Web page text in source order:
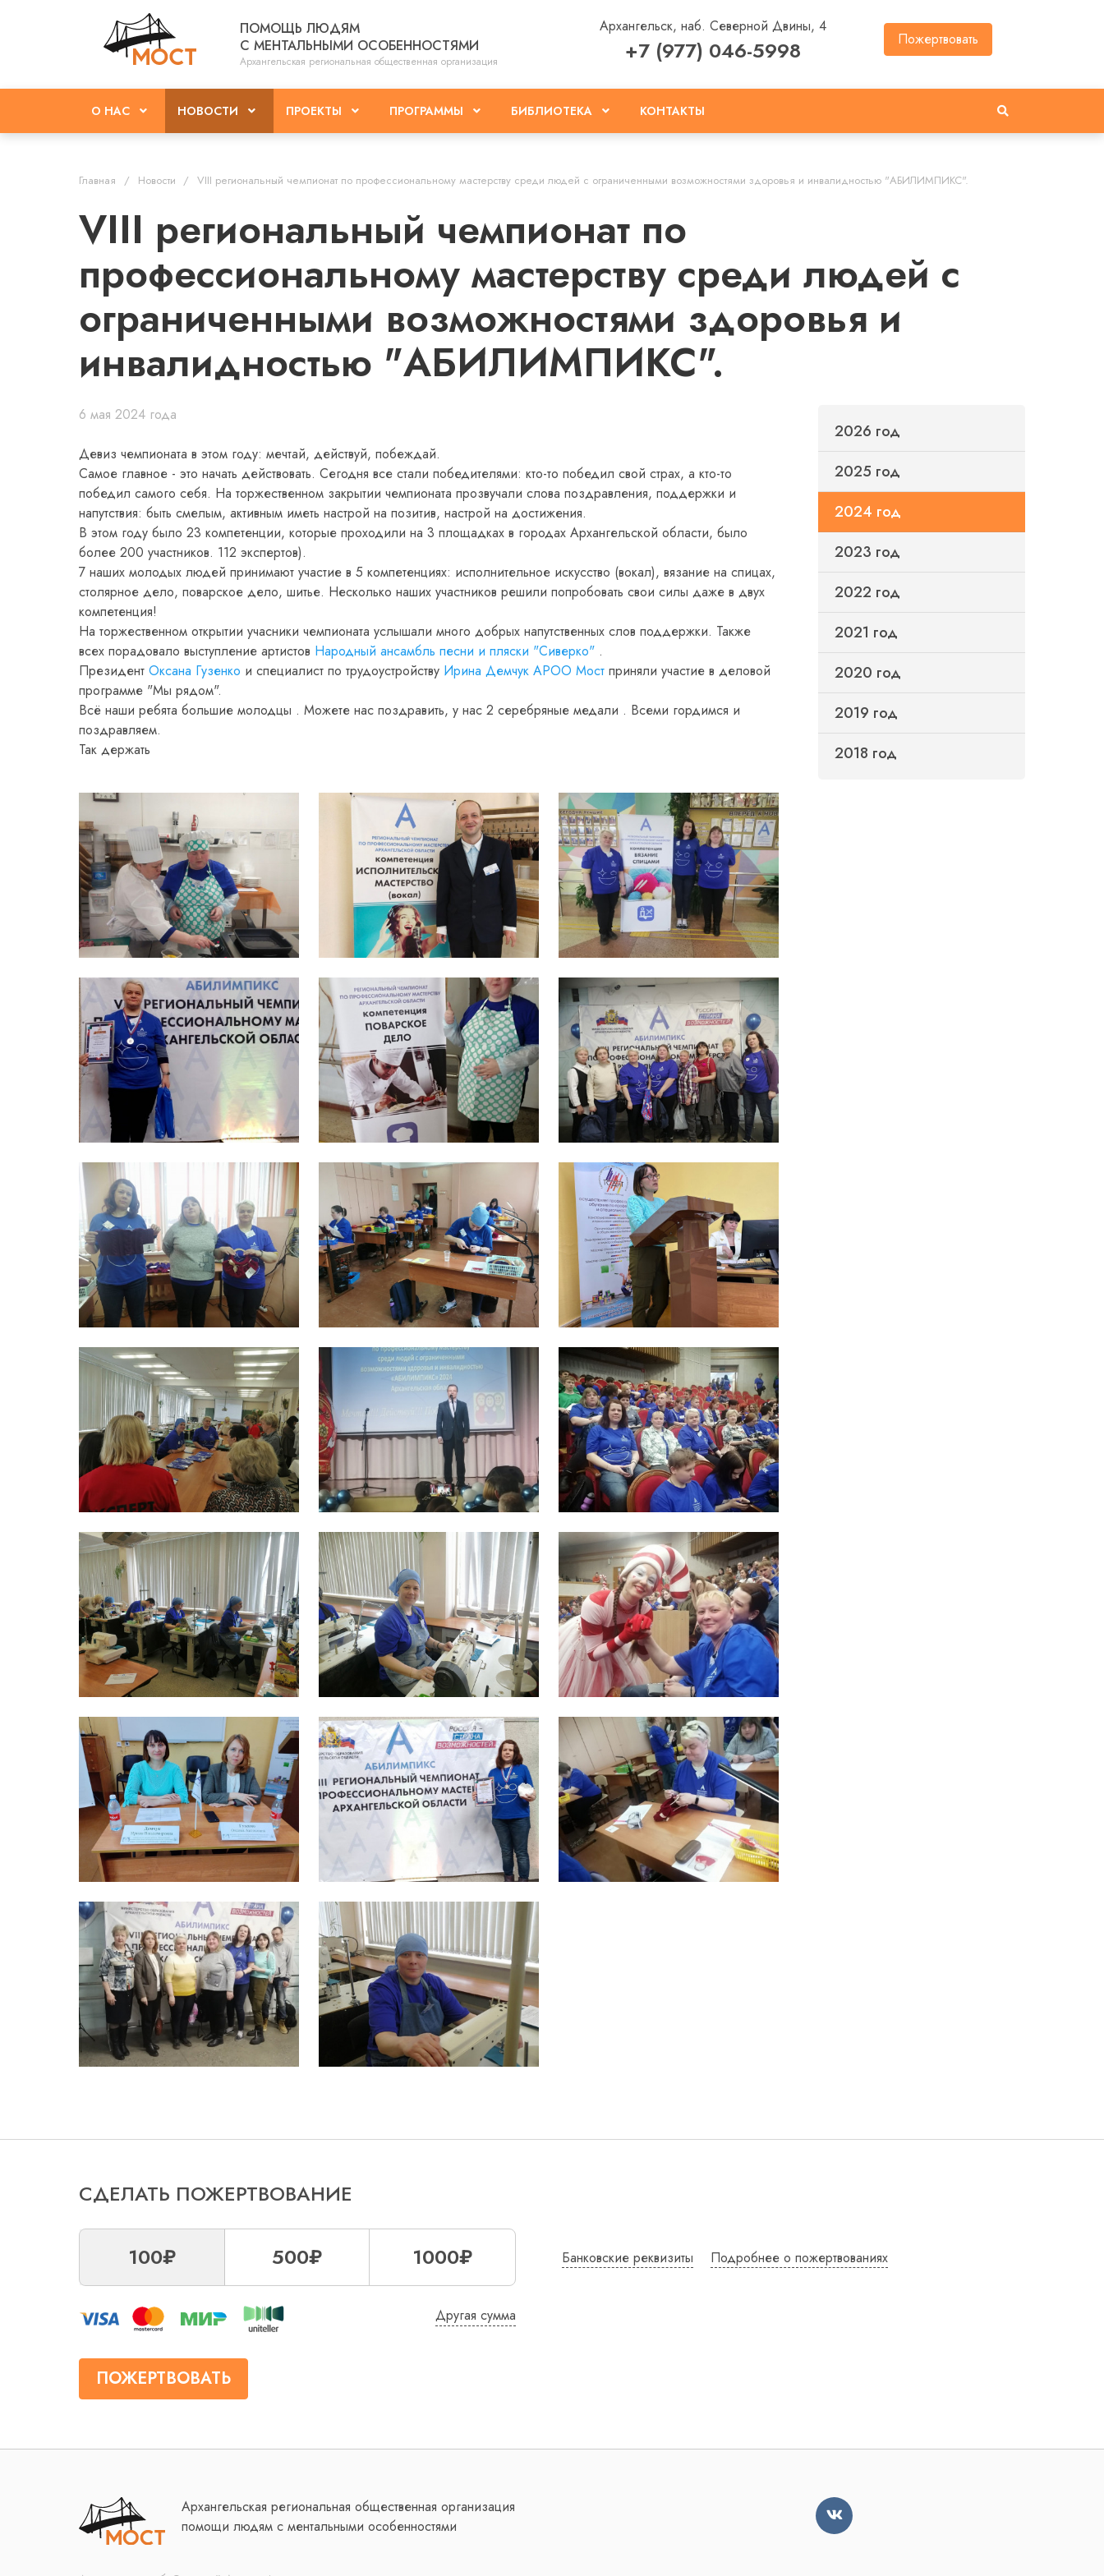
ПОМОЩЬ ЛЮДЯМ
С МЕНТАЛЬНЫМИ ОСОБЕННОСТЯМИ
Архангельская региональная общественная организация
Архангельск, наб. Северной Двины, 4
+7 (977) 046-5998 Пожертвовать
О НАС НОВОСТИ ПРОЕКТЫ ПРОГРАММЫ БИБЛИОТЕКА КОНТАКТЫ
Главная Новости VIII региональный чемпионат по профессиональному мастерству среди людей с ограниченными возможностями здоровья и инвалидностью "АБИЛИМПИКС".
VIII региональный чемпионат по
профессиональному мастерству среди людей с
ограниченными возможностями здоровья и
инвалидностью "АБИЛИМПИКС".
6 мая 2024 года
Девиз чемпионата в этом году: мечтай, действуй, побеждай.
Самое главное - это начать действовать. Сегодня все стали победителями: кто-то победил свой страх, а кто-то
победил самого себя. На торжественном закрытии чемпионата прозвучали слова поздравления, поддержки и
напутствия: быть смелым, активным иметь настрой на позитив, настрой на достижения.
В этом году было 23 компетенции, которые проходили на 3 площадках в городах Архангельской области, было
более 200 участников. 112 экспертов).
7 наших молодых людей принимают участие в 5 компетенциях: исполнительное искусство (вокал), вязание на спицах,
столярное дело, поварское дело‍, шитье. Несколько наших участников решили попробовать свои силы даже в двух
компетенция!
На торжественном открытии учасники чемпионата услышали много добрых напутственных слов поддержки. Также
всех порадовало выступление артистов Народный ансамбль песни и пляски "Сиверко" .
Президент Оксана Гузенко и специалист по трудоустройству Ирина Демчук АРОО Мост приняли участие в деловой
программе "Мы рядом".
Всё наши ребята большие молодцы . Можете нас поздравить, у нас 2 серебряные медали . Всеми гордимся и
поздравляем.
Так держать
2026 год
2025 год
2024 год
2023 год
2022 год
2021 год
2020 год
2019 год
2018 год
СДЕЛАТЬ ПОЖЕРТВОВАНИЕ
100₽ 500₽ 1000₽
Другая сумма
ПОЖЕРТВОВАТЬ
Банковские реквизиты Подробнее о пожертвованиях
Архангельская региональная общественная организация
помощи людям с ментальными особенностями